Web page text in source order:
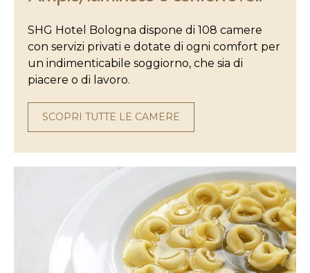
SHG Hotel Bologna dispone di 108 camere
con servizi privati e dotate di ogni comfort per
un indimenticabile soggiorno, che sia di
piacere o di lavoro.
SCOPRI TUTTE LE CAMERE